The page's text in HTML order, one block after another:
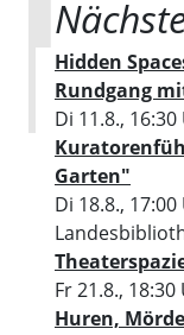
Hidden
Rundgang
Di 11.8.,
Garten"
Di 18.8.,
Fr 21.8., 18:30
Huren,